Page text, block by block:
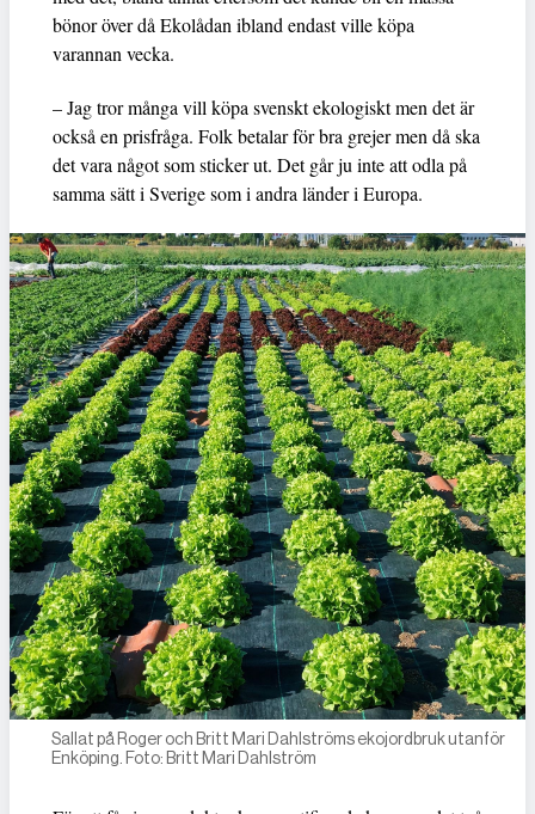
bönor över då Ekolådan ibland endast ville köpa
varannan vecka.
– Jag tror många vill köpa svenskt ekologiskt men det är
också en prisfråga. Folk betalar för bra grejer men då ska
det vara något som sticker ut. Det går ju inte att odla på
samma sätt i Sverige som i andra länder i Europa.
Sallat på Roger och Britt Mari Dahlströms ekojordbruk utanför
Enköping. Foto: Britt Mari Dahlström